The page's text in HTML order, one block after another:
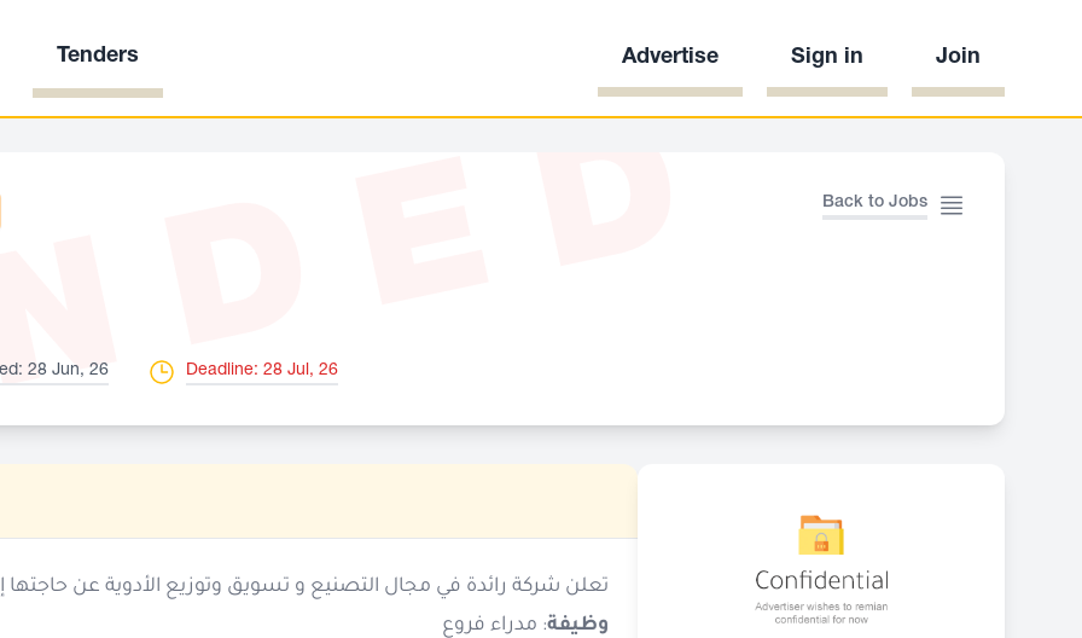
Tenders Advertise Sign in Join
Back to Jobs
28 Jun, 26 Deadline: 28 Jul, 26
تعلن شركة رائدة في مجال التصنيع و تسويق وتوزيع الأدوية عن حاجتها
وظيفة: مدراء فروع